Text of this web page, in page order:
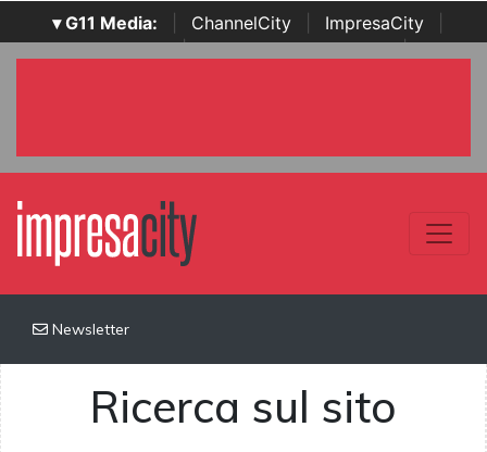
▾ G11 Media: ChannelCity ImpresaCity
SecurityOpenLab | Italian Channel Awards | Italian
Newsletter
Ricerca sul sito